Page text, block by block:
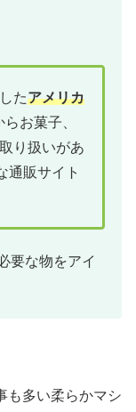
たアメリカ
お菓子、
り扱いがあ
通販サイト
要な物をアイ
も多い柔らかマシ